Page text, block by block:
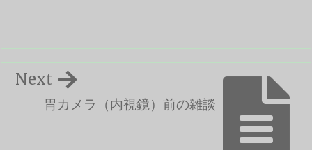
胃カメラ（内視鏡）前の雑談
Next